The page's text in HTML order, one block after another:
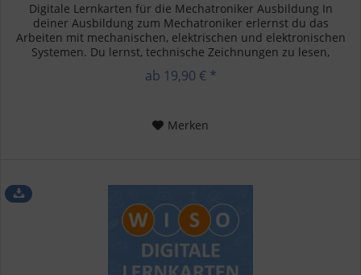
Digitale Lernkarten für die Mechatroniker Ausbildung In
deiner Ausbildung zum Mechatroniker erlernst du das
Arbeiten mit mechanischen, elektrischen und elektronischen
Systemen. Du lernst, technische Zeichnungen zu lesen,
Komponenten zu...
ab 19,90 € *
Merken